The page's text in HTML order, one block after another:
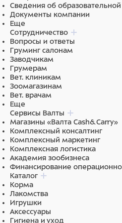
приема корма.
ФАРМАКОЛОГИЧЕСКИЕ
Симпарика относится к группе
препаратов системного
препарата сароланер -
группы, активно в отношении
саркоптоидных,
паразитирующих на собаках.
нервно-мышечных синапсах
функцию рецептора
аминомасляной кислоты (ГАМК)
рецептора, вызывая
нейромышечную активность,
насекомых и клещей.
После перорального введения
быстро всасывается в
(биодоступность составляет >85
системный кровоток, достигая
Сведения об образовательной
Документы компании
Еще
Сотрудничество
Вопросы и ответы
Груминг салонам
Заводчикам
Грумерам
Вет. клиникам
Зоомагазинам
Вет. врачам
Еще
Сервисы Валты
Магазины «Валта Cash&Carry»
Комплексный консалтинг
Комплексный маркетинг
Комплексная логистика
Академия зообизнеса
Финансирование
Каталог
Корма
Лакомства
Игрушки
Аксессуары
Гигиена и уход